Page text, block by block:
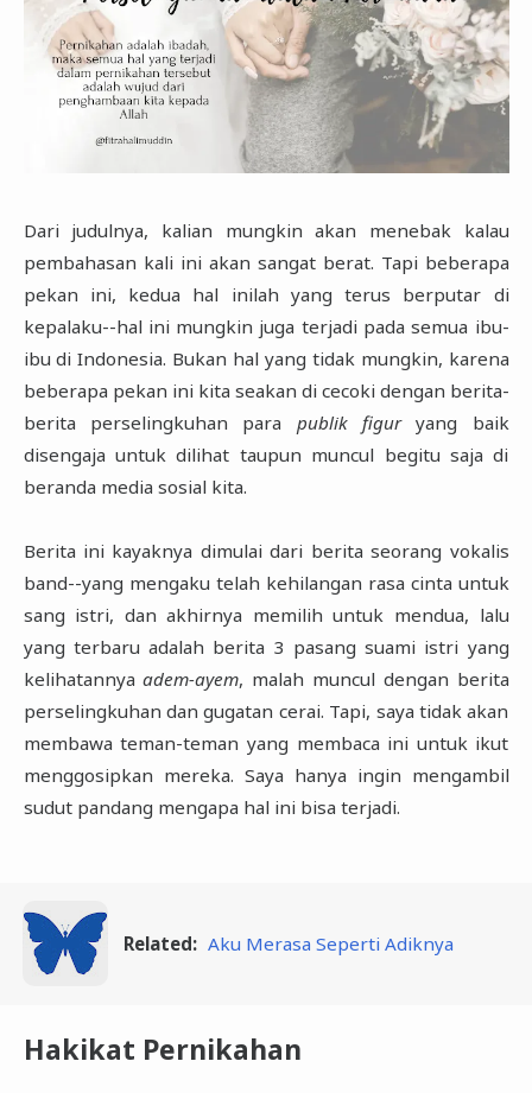
Dari judulnya, kalian mungkin akan menebak kalau
pembahasan kali ini akan sangat berat. Tapi beberapa
pekan ini, kedua hal inilah yang terus berputar di
kepalaku--hal ini mungkin juga terjadi pada semua ibu-
ibu di Indonesia. Bukan hal yang tidak mungkin, karena
beberapa pekan ini kita seakan di cecoki dengan berita-
berita perselingkuhan para publik figuryang baik
disengaja untuk dilihat taupun muncul begitu saja di
beranda media sosial kita.
Berita ini kayaknya dimulai dari berita seorang vokalis
band--yang mengaku telah kehilangan rasa cinta untuk
sang istri, dan akhirnya memilih untuk mendua, lalu
yang terbaru adalah berita 3 pasang suami istri yang
kelihatannyaadem-ayem, malah muncul dengan berita
perselingkuhan dan gugatan cerai. Tapi, saya tidak akan
membawa teman-teman yang membaca ini untuk ikut
menggosipkan mereka. Saya hanya ingin mengambil
sudut pandang mengapa hal ini bisa terjadi.
Related: Aku Merasa Seperti Adiknya
Hakikat Pernikahan